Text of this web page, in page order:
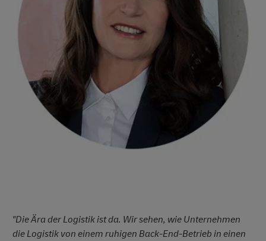
"Die Ära der Logistik ist da. Wir sehen, wie Unternehmen
die Logistik von einem ruhigen Back-End-Betrieb in einen